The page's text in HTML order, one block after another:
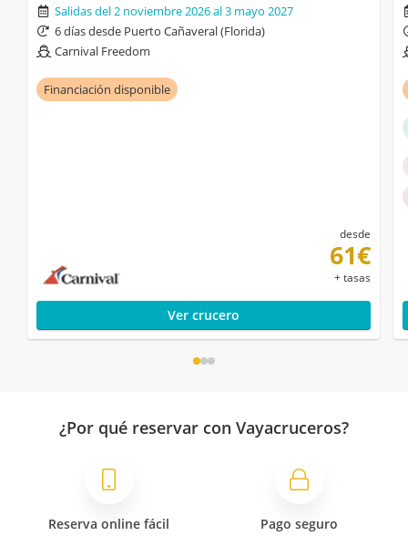
Salidas del 2 noviembre 2026 al 3 mayo 2027
6 días desde Puerto Cañaveral (Florida)
Carnival Freedom
Financiación disponible
desde
61€
+ tasas
Ver crucero
¿Por qué reservar con Vayacruceros?
Reserva online fácil Pago seguro